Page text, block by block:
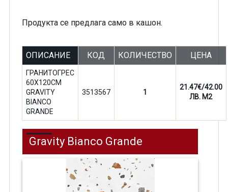
Продукта се предлага само в кашон.
ОПИСАНИЕ КОД КОЛИЧЕСТВО ЦЕНА
ГРАНИТОГРЕС
60Х120СМ
GRAVITY
BIANCO
GRANDE
3513567 1
21.47€/42.00
ЛВ. M2
Gravity Bianco Grande